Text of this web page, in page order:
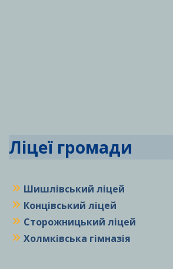
Ліцеї громади
Шишлівський ліцей
Концівський ліцей
Сторожницький ліцей
Холмківська гімназія